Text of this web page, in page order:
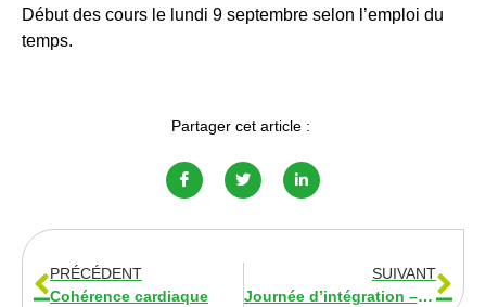
Début des cours le lundi 9 septembre selon l’emploi du
temps.
Partager cet article :
PRÉCÉDENT
Cohérence cardiaque
SUIVANT
Journée d’intégration – 2024